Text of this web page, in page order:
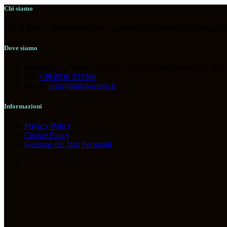
COMPONENTI
Tag prodotto
Chi siamo
Dove siamo
+39 0536 253366
info@bhsbikestore.it
Informazioni
Privacy Policy
Cookie Policy
Gestione dei Dati Personali